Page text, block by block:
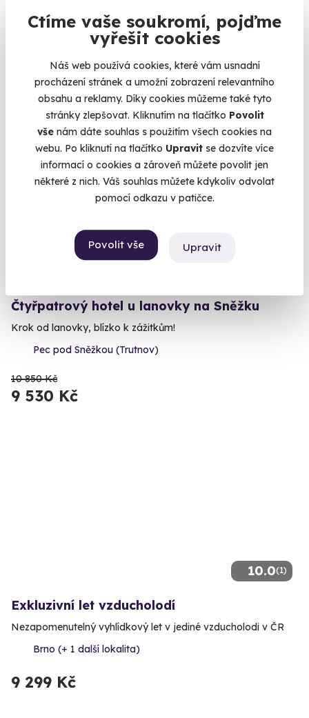
Ctíme vaše soukromí, pojďme
vyřešit cookies
Náš web používá cookies, které vám usnadní
procházení stránek a umožní zobrazení relevantního
obsahu a reklamy. Díky cookies můžeme také tyto
stránky zlepšovat. Kliknutím na tlačítko Povolit
vše nám dáte souhlas s použitím všech cookies na
webu. Po kliknutí na tlačítko Upravit se dozvíte více
informací o cookies a zároveň můžete povolit jen
některé z nich. Váš souhlas můžete kdykoliv odvolat
pomocí odkazu v patičce.
Povolit vše Upravit
Luxusní ubytování s výhledem na farmu!
Uhlířské Janovice (okres Kutná Hora)
(Kutná Hora)
9 660 Kč
Volný termín už 08. 08. 2026
Čtyřpatrový hotel u lanovky na Sněžku
Krok od lanovky, blízko k zážitkům!
Pec pod Sněžkou (Trutnov)
10 850 Kč
9 530 Kč
10.0(1)
Exkluzivní let vzducholodí
Nezapomenutelný vyhlídkový let v jediné vzducholodi v ČR
Brno (+ 1 další lokalita)
9 299 Kč